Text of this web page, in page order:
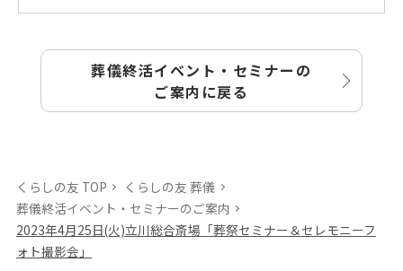
葬儀終活イベント・セミナーの
ご案内に戻る
くらしの友 TOP
くらしの友 葬儀
葬儀終活イベント・セミナーのご案内
2023年4月25日(火)立川総合斎場「葬祭セミナー＆セレモニーフ
ォト撮影会」